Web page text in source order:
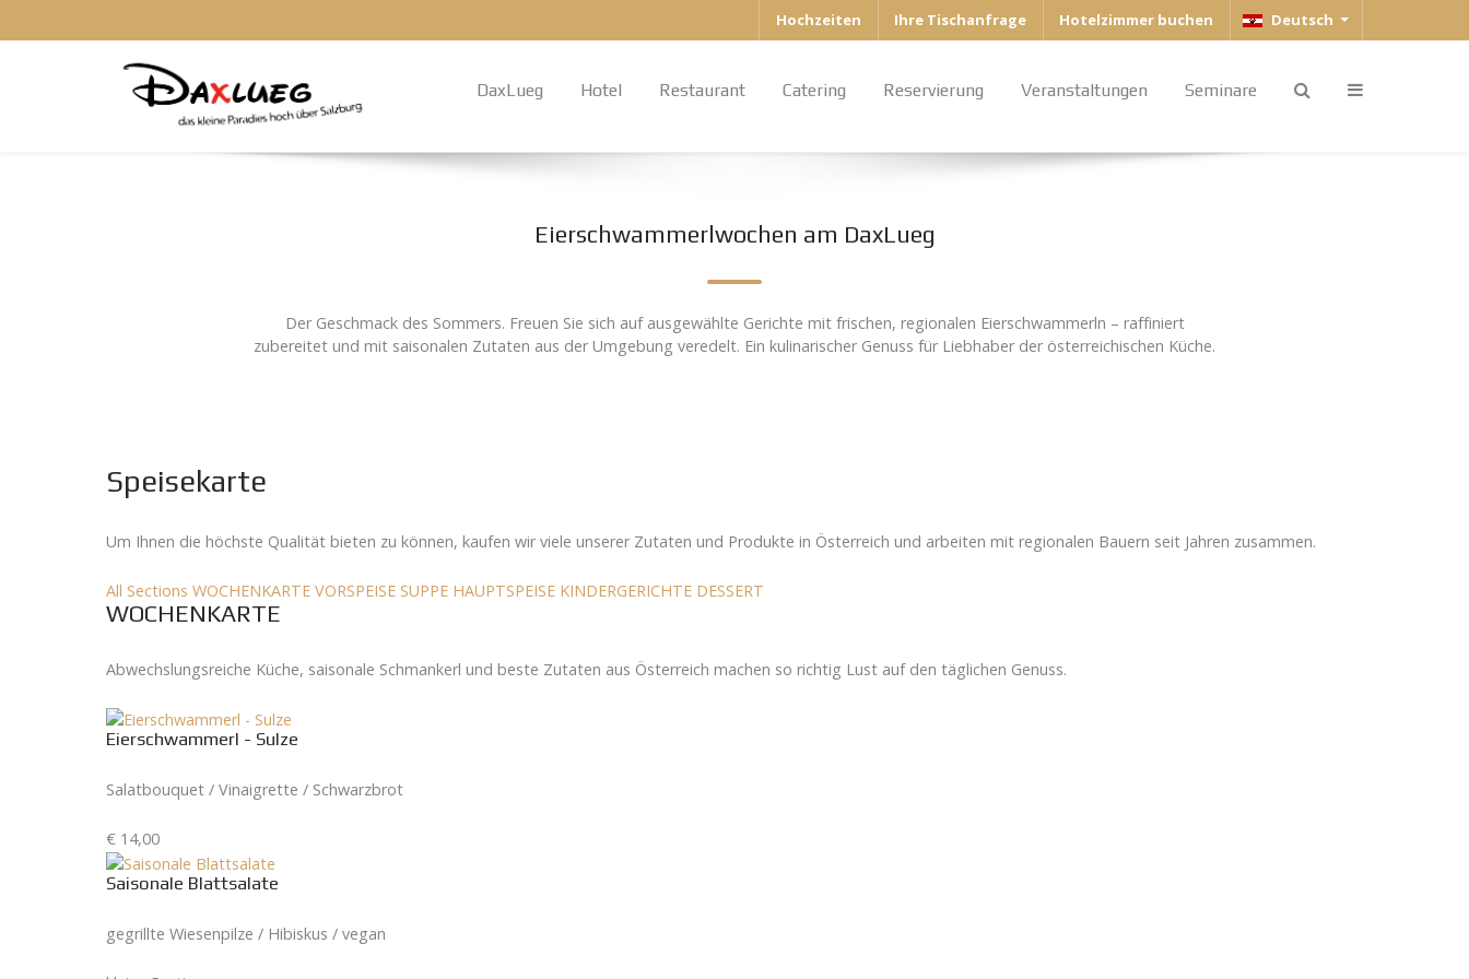
Hochzeiten Ihre Tischanfrage Hotelzimmer buchen Deutsch
DaxLueg Hotel Restaurant Catering Reservierung Veranstaltungen Seminare
Eierschwammerlwochen am DaxLueg
Der Geschmack des Sommers. Freuen Sie sich auf ausgewählte Gerichte mit frischen, regionalen Eierschwammerln – raffiniert
zubereitet und mit saisonalen Zutaten aus der Umgebung veredelt. Ein kulinarischer Genuss für Liebhaber der österreichischen Küche.
Speisekarte
Um Ihnen die höchste Qualität bieten zu können, kaufen wir viele unserer Zutaten und Produkte in Österreich und arbeiten mit regionalen Bauern seit Jahren zusammen.
All Sections WOCHENKARTE VORSPEISE SUPPE HAUPTSPEISE KINDERGERICHTE DESSERT
WOCHENKARTE
Abwechslungsreiche Küche, saisonale Schmankerl und beste Zutaten aus Österreich machen so richtig Lust auf den täglichen Genuss.
Eierschwammerl - Sulze
Salatbouquet / Vinaigrette / Schwarzbrot
€ 14,00
Saisonale Blattsalate
gegrillte Wiesenpilze / Hibiskus / vegan